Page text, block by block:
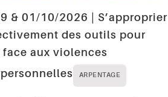
& 01/10/2026 | S’approprier
des outils pour
face aux violences
ARPENTAGE